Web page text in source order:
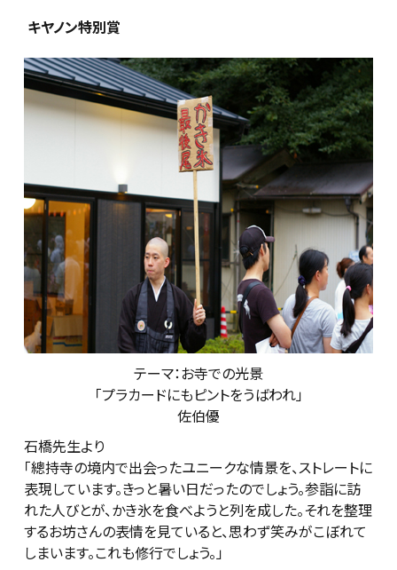
キヤノン特別賞
テーマ：お寺での光景
「プラカードにもピントをうばわれ」
佐伯優
石橋先生より
「總持寺の境内で出会ったユニークな情景を、ストレートに
表現しています。きっと暑い日だったのでしょう。参詣に訪
れた人びとが、かき氷を食べようと列を成した。それを整理
するお坊さんの表情を見ていると、思わず笑みがこぼれて
しまいます。これも修行でしょう。」